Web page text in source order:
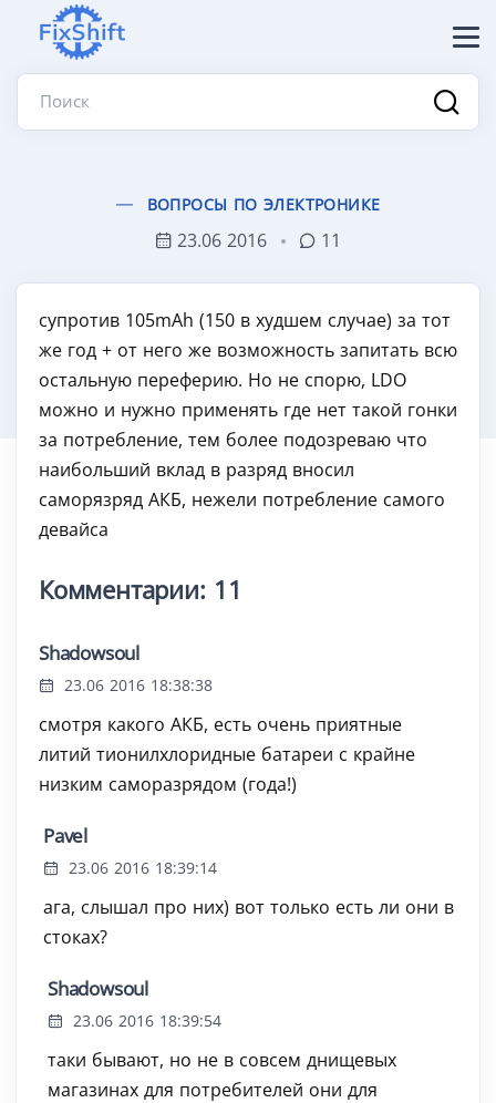
Поиск
ВОПРОСЫ ПО ЭЛЕКТРОНИКЕ
23.06 2016 11
супротив 105mAh (150 в худшем случае) за тот
же год + от него же возможность запитать всю
остальную переферию. Но не спорю, LDO
можно и нужно применять где нет такой гонки
за потребление, тем более подозреваю что
наибольший вклад в разряд вносил
саморязряд АКБ, нежели потребление самого
девайса
Комментарии: 11
Shadowsoul
23.06 2016 18:38:38
смотря какого АКБ, есть очень приятные
литий тионилхлоридные батареи с крайне
низким саморазрядом (года!)
Pavel
23.06 2016 18:39:14
ага, слышал про них) вот только есть ли они в
стоках?
Shadowsoul
23.06 2016 18:39:54
таки бывают, но не в совсем днищевых
магазинах для потребителей они для